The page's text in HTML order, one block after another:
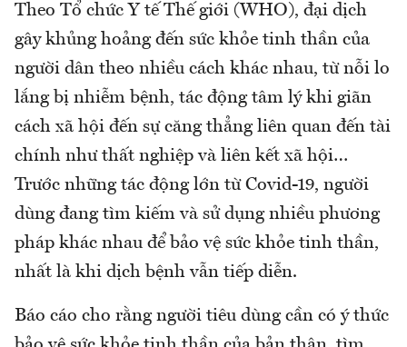
Theo Tổ chức Y tế Thế giới (WHO), đại dịch
gây khủng hoảng đến sức khỏe tinh thần của
người dân theo nhiều cách khác nhau, từ nỗi lo
lắng bị nhiễm bệnh, tác động tâm lý khi giãn
cách xã hội đến sự căng thẳng liên quan đến tài
chính như thất nghiệp và liên kết xã hội…
Trước những tác động lớn từ Covid-19, người
dùng đang tìm kiếm và sử dụng nhiều phương
pháp khác nhau để bảo vệ sức khỏe tinh thần,
nhất là khi dịch bệnh vẫn tiếp diễn.
Báo cáo cho rằng người tiêu dùng cần có ý thức